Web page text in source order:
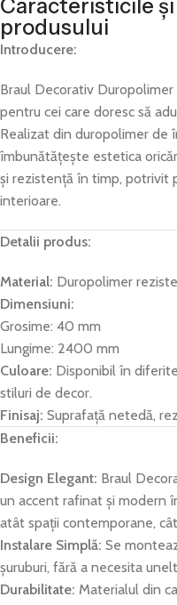
Caracteristicile
produsului
Introducere:
Braul Decorativ
pentru cei care doresc să
Realizat din duropolimer de
îmbunătățește estetica
și rezistență în timp, potrivit
interioare.
Detalii produs:
Material: Duropolimer
Dimensiuni:
Grosime: 40 mm
Lungime: 2400 mm
Culoare: Disponibil în
stiluri de decor.
Finisaj: Suprafață netedă,
Beneficii:
Design Elegant: Braul
un accent rafinat și modern
atât spații contemporane,
Instalare Simplă: Se
șuruburi, fără a necesita
Durabilitate: Materialul din